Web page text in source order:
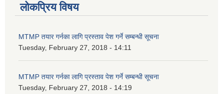
लोकप्रिय विषय
MTMP तयार गर्नका लागि प्रस्ताव पेश गर्ने सम्बन्धी सूचना
Tuesday, February 27, 2018 - 14:11
MTMP तयार गर्नका लागि प्रस्ताव पेश गर्ने सम्बन्धी सूचना
Tuesday, February 27, 2018 - 14:19